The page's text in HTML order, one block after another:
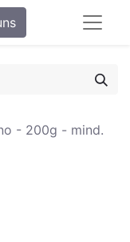
- 200g - mind.